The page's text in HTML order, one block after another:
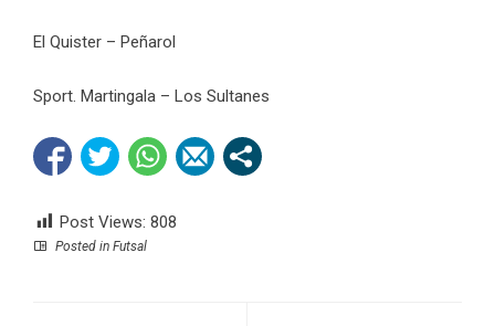
El Quister – Peñarol
Sport. Martingala – Los Sultanes
Post Views: 808
Posted in Futsal